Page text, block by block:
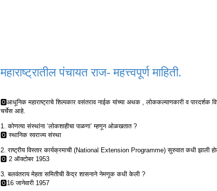
महाराष्ट्रातील पंचायत राज- महत्त्वपूर्ण माहिती.
🅾आधूनिक महाराष्ट्राचे शिल्पकार वसंतराव नाईक यांच्या अथक , लोककल्याणकारी व पारदर्शक
चर्चेस आहे.
1. कोणत्या संस्थांना ‘लोकशाहीचा पाळणा’ म्हणून ओळखतात ?
🅾 स्थानिक स्वराज्य संस्था
2. राष्ट्रीय विस्तार कार्यक्रमाची (National Extension Programme) सुरुवात कधी झाली
🅾 2 ऑक्टोबर 1953
3. बलवंतराय मेहता समितीची केंद्र शासनाने नेमणूक कधी केली ?
🅾16 जानेवारी 1957